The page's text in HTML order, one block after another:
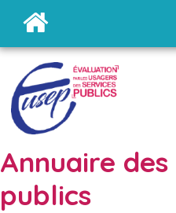
Annuaire
publics